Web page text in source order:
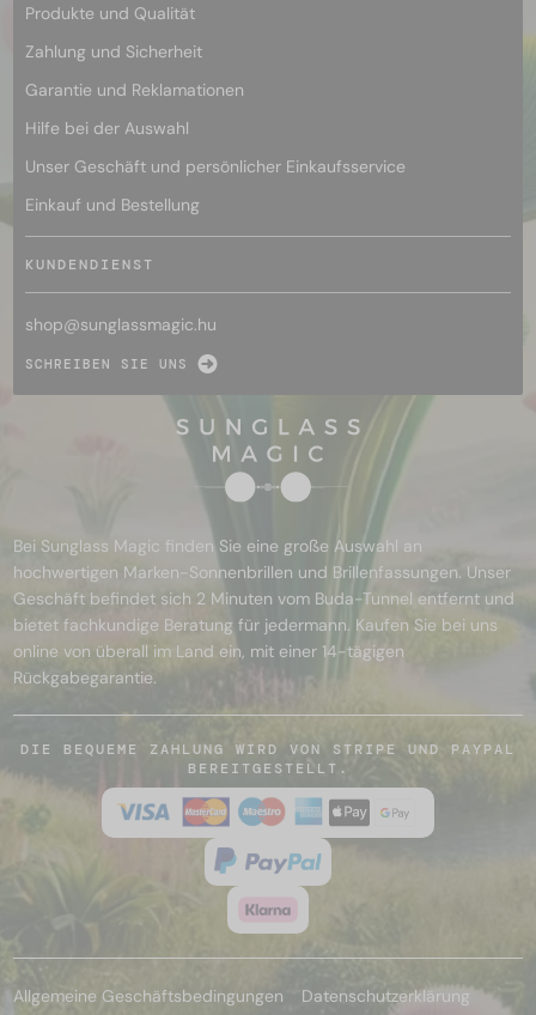
Produkte und Qualität
Zahlung und Sicherheit
Garantie und Reklamationen
Hilfe bei der Auswahl
Unser Geschäft und persönlicher Einkaufsservice
Einkauf und Bestellung
KUNDENDIENST
shop@sunglassmagic.hu
SCHREIBEN SIE UNS
Bei Sunglass Magic finden Sie eine große Auswahl an
hochwertigen Marken-Sonnenbrillen und Brillenfassungen. Unser
Geschäft befindet sich 2 Minuten vom Buda-Tunnel entfernt und
bietet fachkundige Beratung für jedermann. Kaufen Sie bei uns
online von überall im Land ein, mit einer 14-tägigen
Rückgabegarantie.
DIE BEQUEME ZAHLUNG WIRD VON STRIPE UND PAYPAL
BEREITGESTELLT.
Allgemeine Geschäftsbedingungen
Datenschutzerklärung